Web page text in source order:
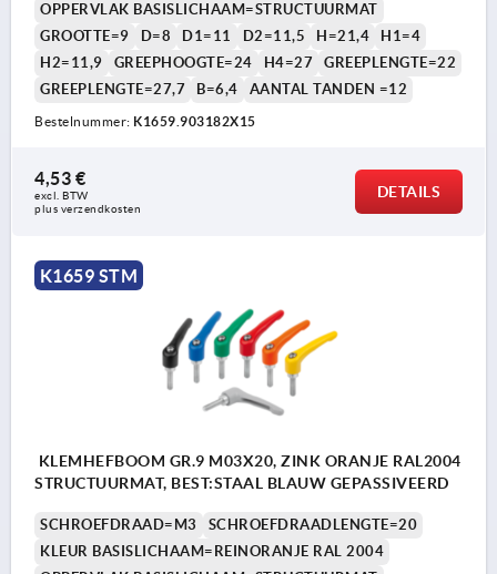
OPPERVLAK BASISLICHAAM=STRUCTUURMAT
GROOTTE=9
D=8 D1=11 D2=11,5 H=21,4
H1=4
H2=11,9
GREEPHOOGTE=24 H4=27
GREEPLENGTE=22
GREEPLENGTE=27,7
B=6,4 AANTAL TANDEN =12
Bestelnummer: K1659.903182X15
4,53 €
excl. BTW
plus verzendkosten
DETAILS
K1659 STM
KLEMHEFBOOM GR.9 M03X20, ZINK ORANJE RAL2004
STRUCTUURMAT, BEST:STAAL BLAUW GEPASSIVEERD
SCHROEFDRAAD=M3
SCHROEFDRAADLENGTE=20
KLEUR BASISLICHAAM=REINORANJE RAL 2004